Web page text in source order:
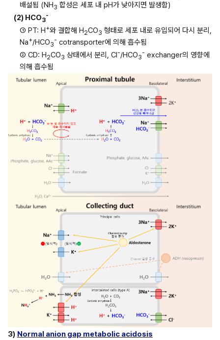
배설됨 (NH3 합성은 세포 내 pH가 낮아지면 발생함)
(2) HCO3
-
① PT: H+와 결합해 H2CO3 형태로 세포 내로 유입되어 다시 분리,
Na+/HCO3
- cotransporter에 의해 흡수됨
② CD: H2CO3 상태에서 분리, Cl-/HCO3
- exchanger의 영향에
의해 흡수됨
3) Normal anion gap metabolic acidosis